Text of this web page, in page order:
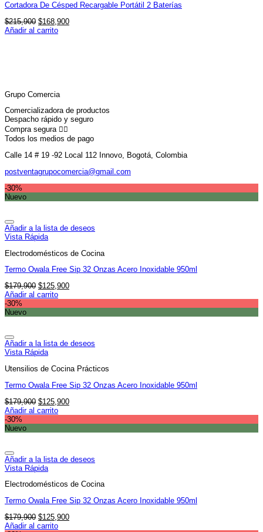
Cortadora De Césped Recargable Portátil 2 Baterías
$215,900 El
precio
$168,900El
Añadir al carrito
Grupo Comercia
Comercializadora de productos
Despacho rápido y seguro
Compra segura 👇🏼
Todos los medios de pago
Calle 14 # 19 -92 Local 112 Innovo, Bogotá, Colombia
postventagrupocomercia@gmail.com
-30%
Nuevo
Añadir a la lista de deseos
Vista Rápida
Electrodomésticos de Cocina
Termo Owala Free Sip 32 Onzas Acero Inoxidable 950ml
$179,900 El
precio
$125,900El
Añadir al carrito
-30%
Nuevo
Añadir a la lista de deseos
Vista Rápida
Utensilios de Cocina Prácticos
Termo Owala Free Sip 32 Onzas Acero Inoxidable 950ml
$179,900 El
precio
$125,900El
Añadir al carrito
-30%
Nuevo
Añadir a la lista de deseos
Vista Rápida
Electrodomésticos de Cocina
Termo Owala Free Sip 32 Onzas Acero Inoxidable 950ml
$179,900 El
precio
$125,900El
Añadir al carrito